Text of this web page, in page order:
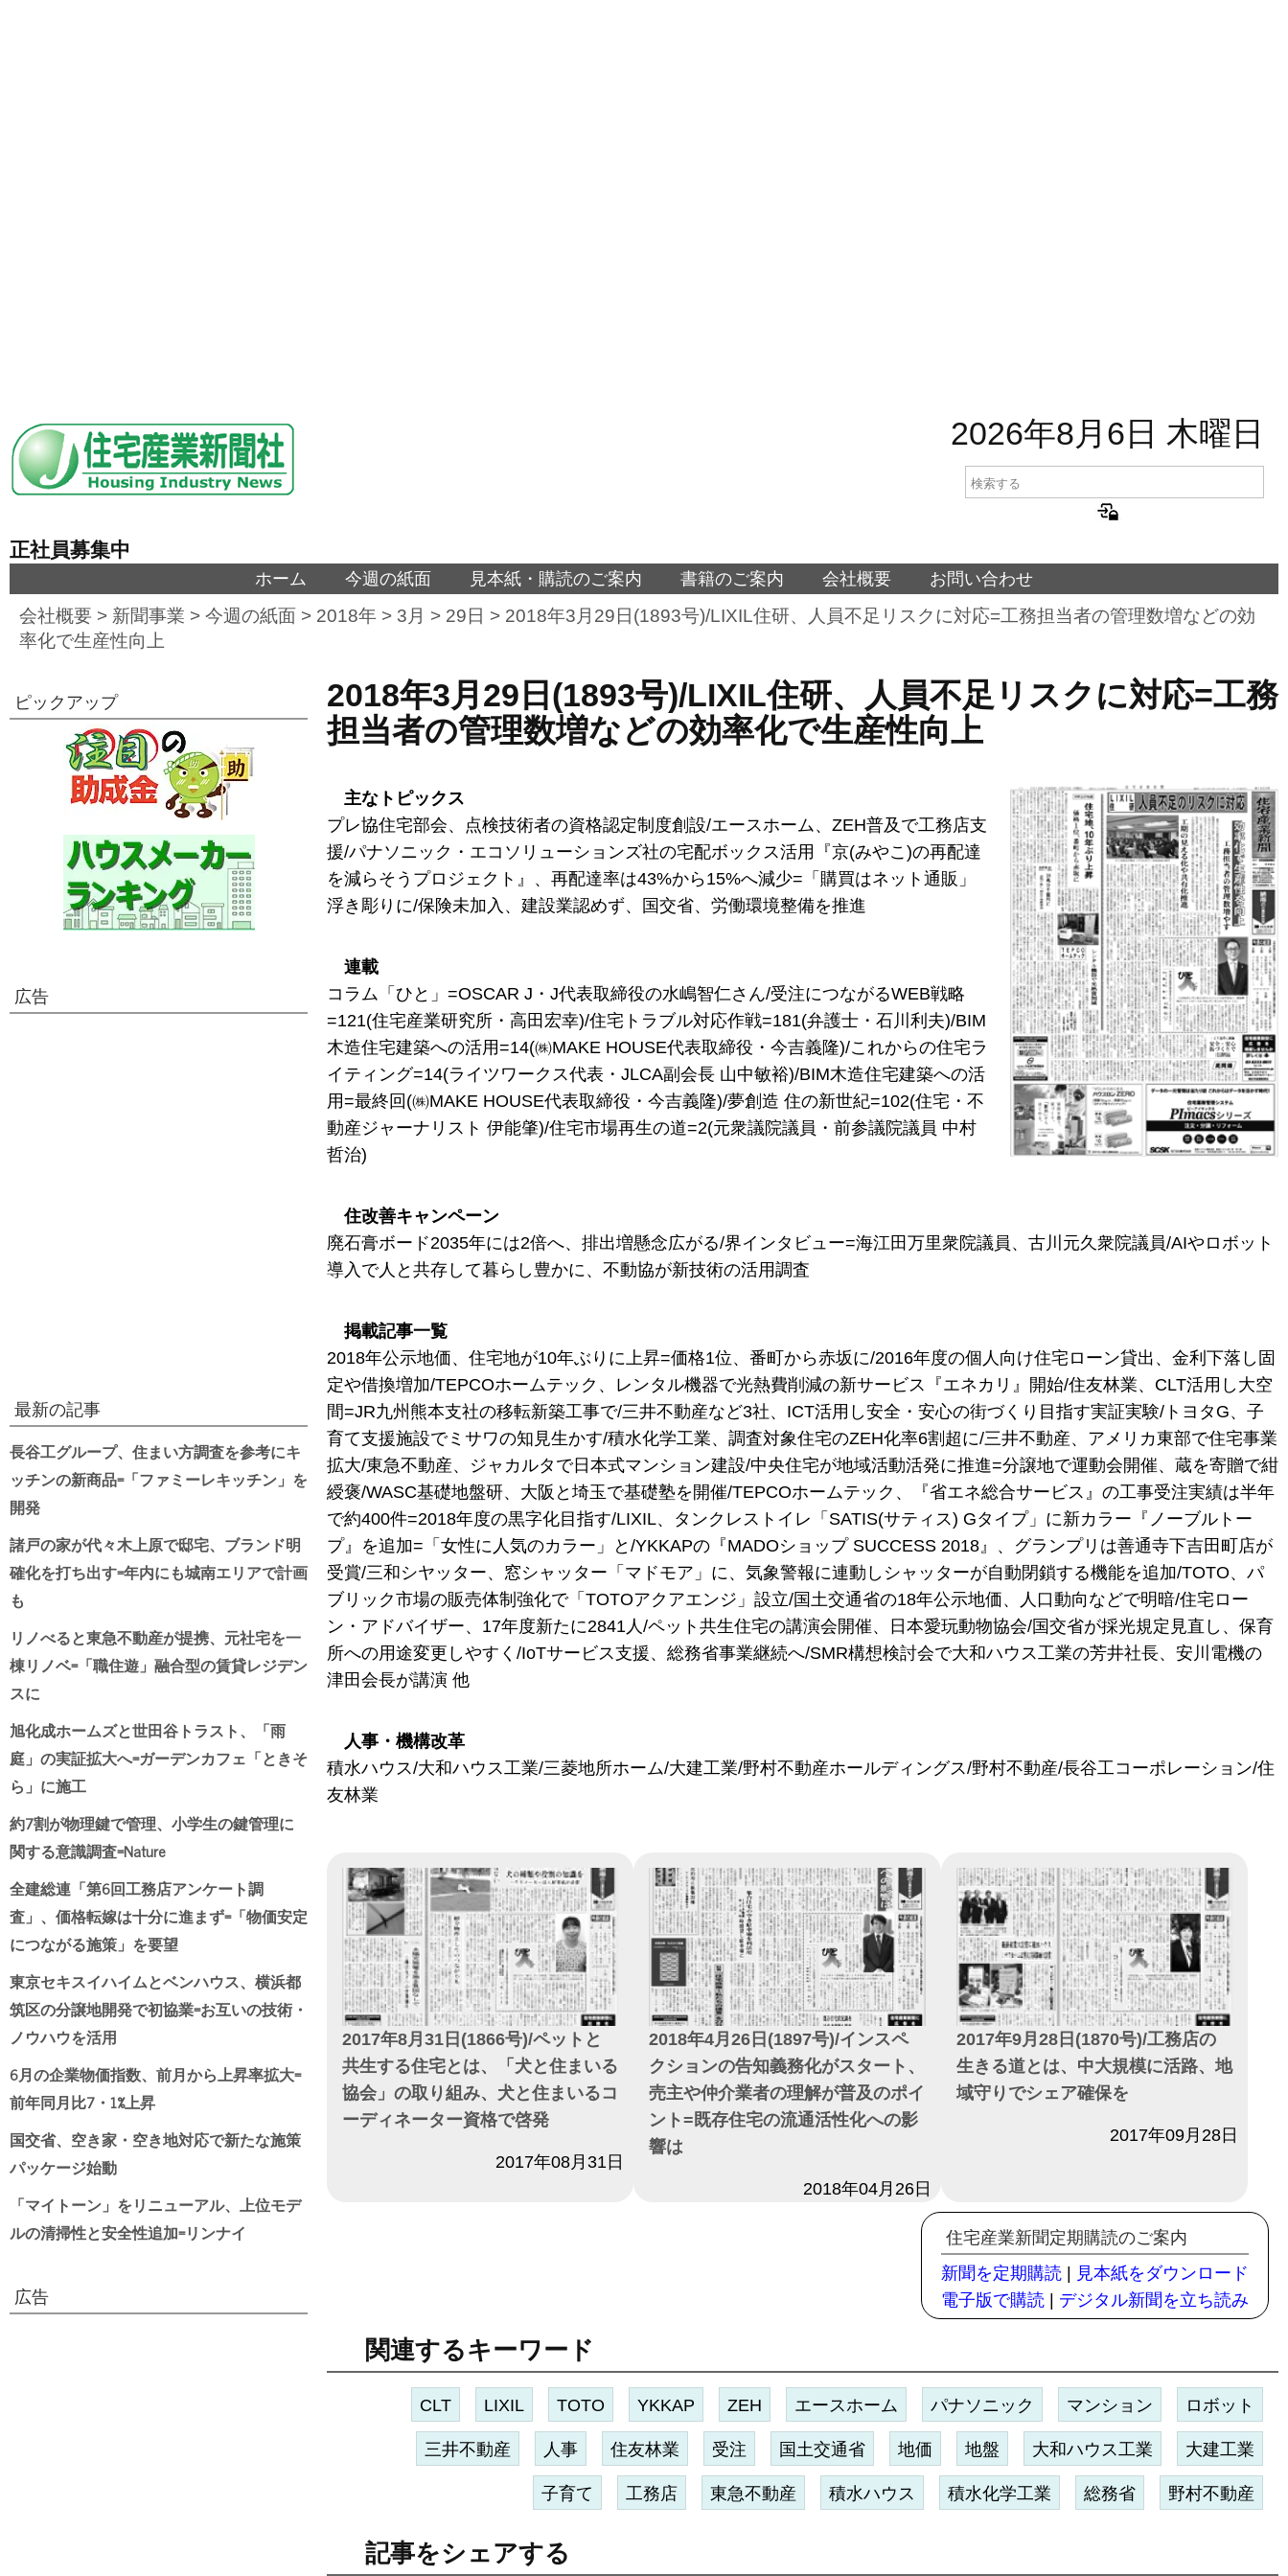
2026年8月6日 木曜日
正社員募集中
ホーム 今週の紙面 見本紙・購読のご案内 書籍のご案内 会社概要 お問い合わせ
会社概要 > 新聞事業 > 今週の紙面 > 2018年 > 3月 > 29日 > 2018年3月29日(1893号)/LIXIL住研、人員不足リスクに対応=工務担当者の管理数増などの効
率化で生産性向上
2018年3月29日(1893号)/LIXIL住研、人員不足リスクに対応=工務
担当者の管理数増などの効率化で生産性向上
主なトピックス
プレ協住宅部会、点検技術者の資格認定制度創設/エースホーム、ZEH普及で工務店支
援/パナソニック・エコソリューションズ社の宅配ボックス活用『京(みやこ)の再配達
を減らそうプロジェクト』、再配達率は43%から15%へ減少=「購買はネット通販」
浮き彫りに/保険未加入、建設業認めず、国交省、労働環境整備を推進
連載
コラム「ひと」=OSCAR J・J代表取締役の水嶋智仁さん/受注につながるWEB戦略
=121(住宅産業研究所・高田宏幸)/住宅トラブル対応作戦=181(弁護士・石川利夫)/BIM
木造住宅建築への活用=14(㈱MAKE HOUSE代表取締役・今吉義隆)/これからの住宅ラ
イティング=14(ライツワークス代表・JLCA副会長 山中敏裕)/BIM木造住宅建築への活
用=最終回(㈱MAKE HOUSE代表取締役・今吉義隆)/夢創造 住の新世紀=102(住宅・不
動産ジャーナリスト 伊能肇)/住宅市場再生の道=2(元衆議院議員・前参議院議員 中村
哲治)
住改善キャンペーン
廃石膏ボード2035年には2倍へ、排出増懸念広がる/界インタビュー=海江田万里衆院議員、古川元久衆院議員/AIやロボット
導入で人と共存して暮らし豊かに、不動協が新技術の活用調査
掲載記事一覧
2018年公示地価、住宅地が10年ぶりに上昇=価格1位、番町から赤坂に/2016年度の個人向け住宅ローン貸出、金利下落し固
定や借換増加/TEPCOホームテック、レンタル機器で光熱費削減の新サービス『エネカリ』開始/住友林業、CLT活用し大空
間=JR九州熊本支社の移転新築工事で/三井不動産など3社、ICT活用し安全・安心の街づくり目指す実証実験/トヨタG、子
育て支援施設でミサワの知見生かす/積水化学工業、調査対象住宅のZEH化率6割超に/三井不動産、アメリカ東部で住宅事業
拡大/東急不動産、ジャカルタで日本式マンション建設/中央住宅が地域活動活発に推進=分譲地で運動会開催、蔵を寄贈で紺
綬褒/WASC基礎地盤研、大阪と埼玉で基礎塾を開催/TEPCOホームテック、『省エネ総合サービス』の工事受注実績は半年
で約400件=2018年度の黒字化目指す/LIXIL、タンクレストイレ「SATIS(サティス) Gタイプ」に新カラー『ノーブルトー
プ』を追加=「女性に人気のカラー」と/YKKAPの『MADOショップ SUCCESS 2018』、グランプリは善通寺下吉田町店が
受賞/三和シヤッター、窓シャッター「マドモア」に、気象警報に連動しシャッターが自動閉鎖する機能を追加/TOTO、パ
ブリック市場の販売体制強化で「TOTOアクアエンジ」設立/国土交通省の18年公示地価、人口動向などで明暗/住宅ロー
ン・アドバイザー、17年度新たに2841人/ペット共生住宅の講演会開催、日本愛玩動物協会/国交省が採光規定見直し、保育
所への用途変更しやすく/IoTサービス支援、総務省事業継続へ/SMR構想検討会で大和ハウス工業の芳井社長、安川電機の
津田会長が講演 他
人事・機構改革
積水ハウス/大和ハウス工業/三菱地所ホーム/大建工業/野村不動産ホールディングス/野村不動産/長谷工コーポレーション/住
友林業
2017年8月31日(1866号)/ペットと
共生する住宅とは、「犬と住まいる
協会」の取り組み、犬と住まいるコ
ーディネーター資格で啓発
2017年08月31日
2018年4月26日(1897号)/インスペ
クションの告知義務化がスタート、
売主や仲介業者の理解が普及のポイ
ント=既存住宅の流通活性化への影
響は
2018年04月26日
2017年9月28日(1870号)/工務店の
生きる道とは、中大規模に活路、地
域守りでシェア確保を
2017年09月28日
住宅産業新聞定期購読のご案内
新聞を定期購読 | 見本紙をダウンロード
電子版で購読 | デジタル新聞を立ち読み
関連するキーワード
CLT LIXIL TOTO YKKAP ZEH エースホーム パナソニック マンション ロボット
三井不動産 人事 住友林業 受注 国土交通省 地価 地盤 大和ハウス工業 大建工業
子育て 工務店 東急不動産 積水ハウス 積水化学工業 総務省 野村不動産
記事をシェアする
ピックアップ
広告
最新の記事
長谷工グループ、住まい方調査を参考にキ
ッチンの新商品=「ファミーレキッチン」を
開発
諸戸の家が代々木上原で邸宅、ブランド明
確化を打ち出す=年内にも城南エリアで計画
も
リノべると東急不動産が提携、元社宅を一
棟リノベ=「職住遊」融合型の賃貸レジデン
スに
旭化成ホームズと世田谷トラスト、「雨
庭」の実証拡大へ=ガーデンカフェ「ときそ
ら」に施工
約7割が物理鍵で管理、小学生の鍵管理に
関する意識調査=Nature
全建総連「第6回工務店アンケート調
査」、価格転嫁は十分に進まず=「物価安定
につながる施策」を要望
東京セキスイハイムとベンハウス、横浜都
筑区の分譲地開発で初協業=お互いの技術・
ノウハウを活用
6月の企業物価指数、前月から上昇率拡大=
前年同月比7・1%上昇
国交省、空き家・空き地対応で新たな施策
パッケージ始動
「マイトーン」をリニューアル、上位モデ
ルの清掃性と安全性追加=リンナイ
広告